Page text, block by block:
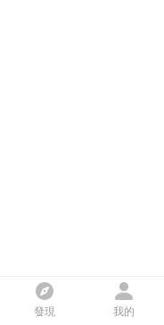
發現 我的